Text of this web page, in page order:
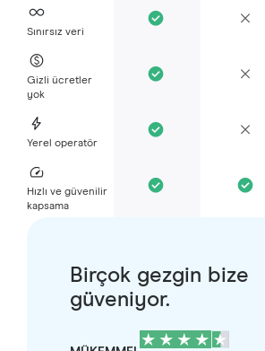
Sınırsız veri
Gizli ücretler
yok
Yerel operatör
Hızlı ve güvenilir
kapsama
Birçok gezgin bize
güveniyor.